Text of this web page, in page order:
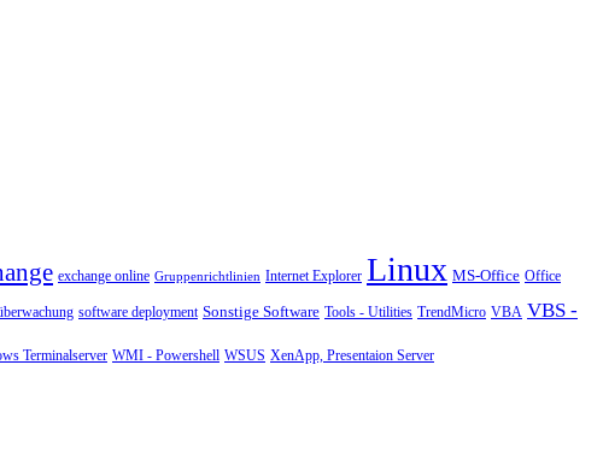
exchange online Gruppenrichtlinien Internet Explorer Linux MS-Office Office
software deployment Sonstige Software Tools - Utilities TrendMicro VBA VBS -
Terminalserver WMI - Powershell WSUS XenApp, Presentaion Server